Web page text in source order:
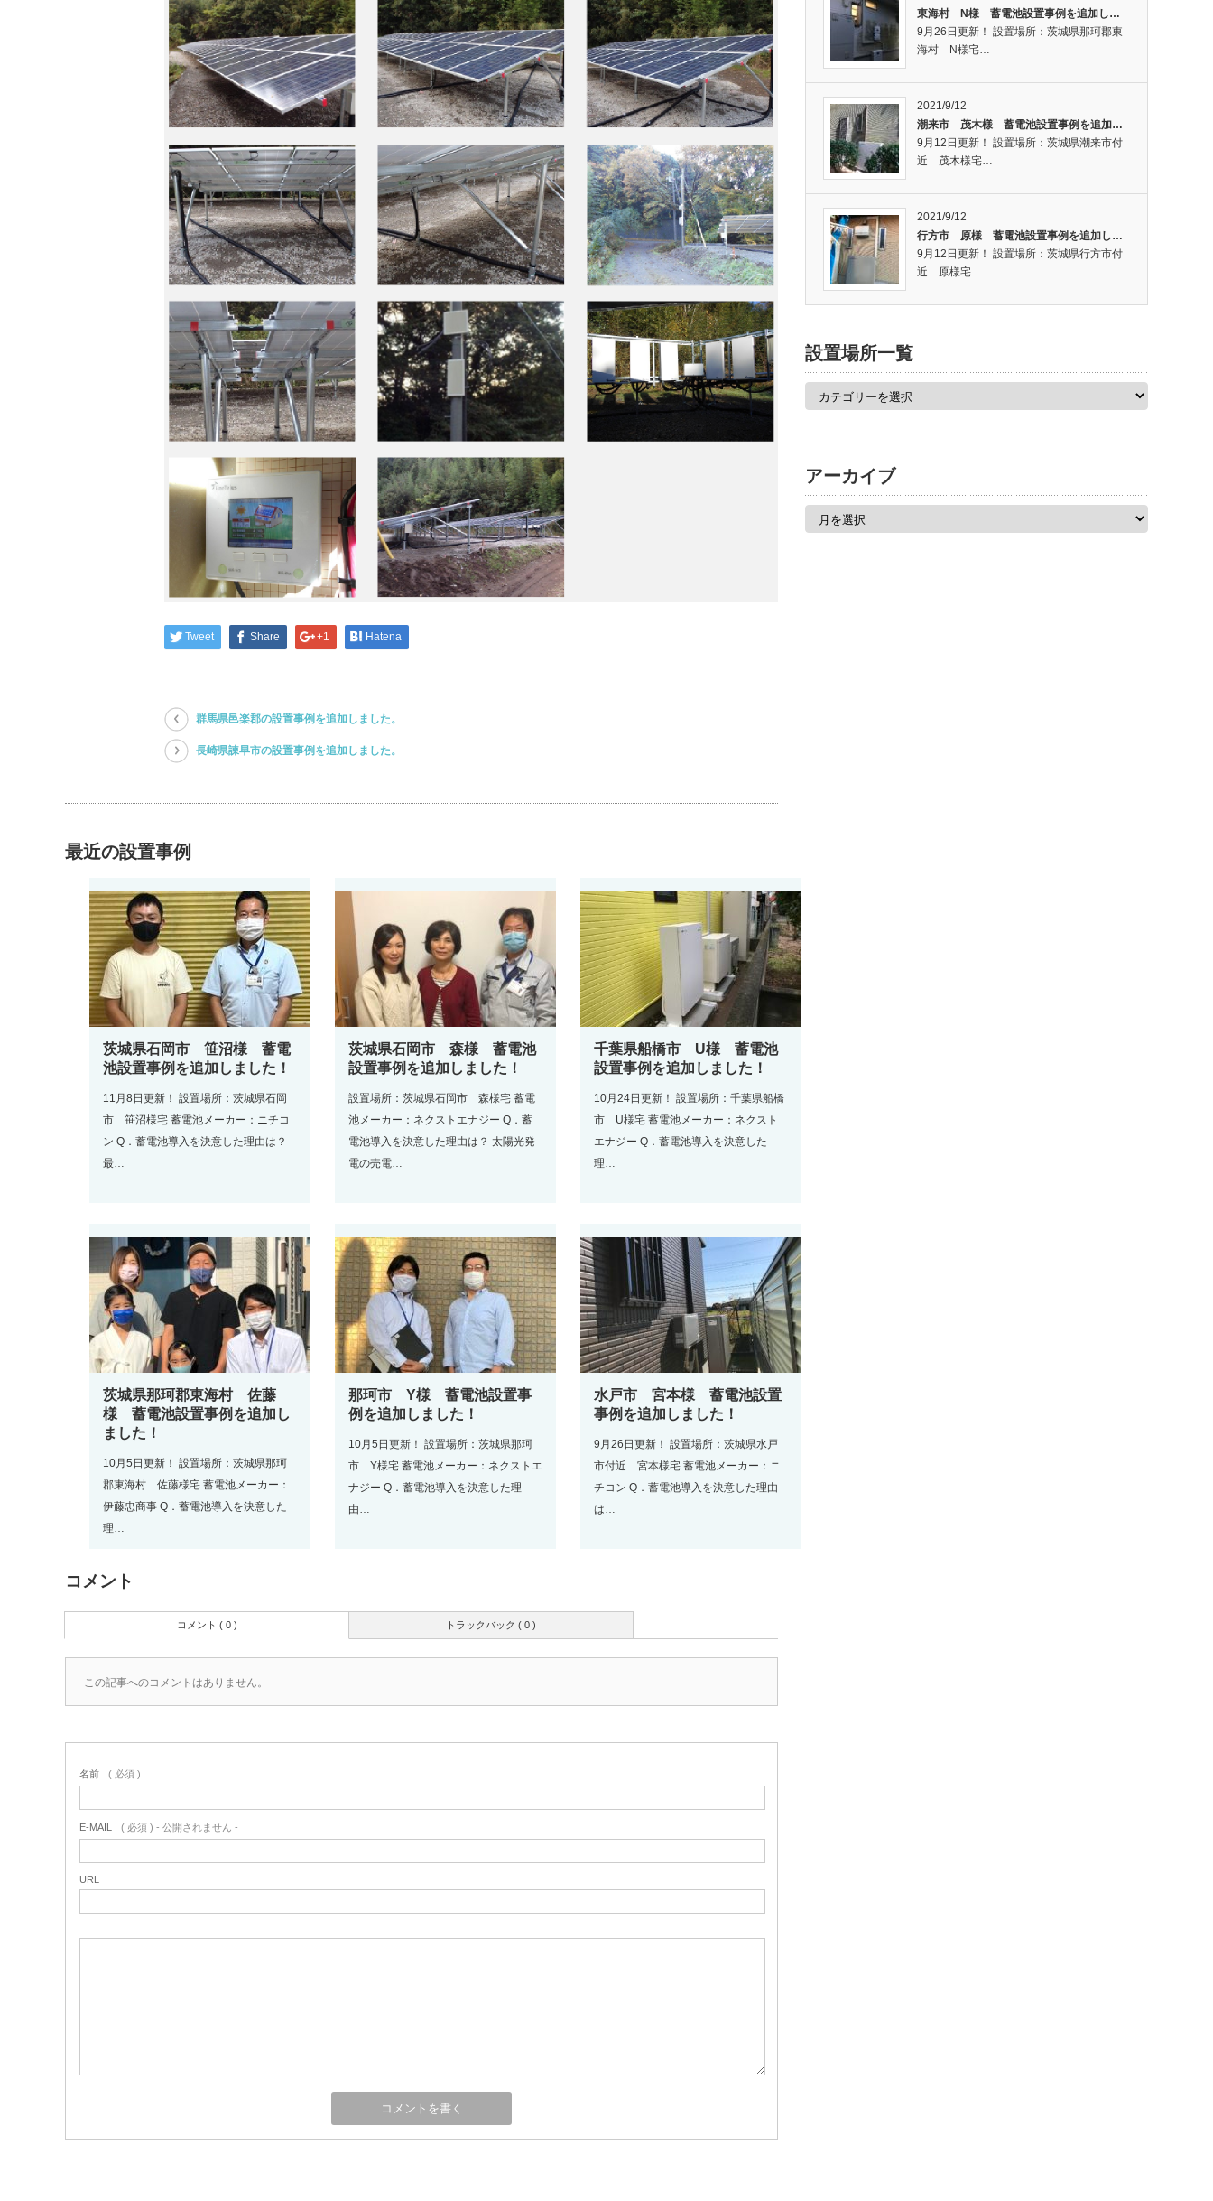
Tweet Share +1 Hatena
群馬県邑楽郡の設置事例を追加しました。
長崎県諫早市の設置事例を追加しました。
最近の設置事例
茨城県石岡市 笹沼様 蓄電
池設置事例を追加しました！
11月8日更新！ 設置場所：茨城県石岡
市 笹沼様宅 蓄電池メーカー：ニチコ
ン Q．蓄電池導入を決意した理由は？
最…
茨城県石岡市 森様 蓄電池
設置事例を追加しました！
設置場所：茨城県石岡市 森様宅 蓄電
池メーカー：ネクストエナジー Q．蓄
電池導入を決意した理由は？ 太陽光発
電の売電…
千葉県船橋市 U様 蓄電池
設置事例を追加しました！
10月24日更新！ 設置場所：千葉県船橋
市 U様宅 蓄電池メーカー：ネクスト
エナジー Q．蓄電池導入を決意した
理…
茨城県那珂郡東海村 佐藤
様 蓄電池設置事例を追加し
ました！
10月5日更新！ 設置場所：茨城県那珂
郡東海村 佐藤様宅 蓄電池メーカー：
伊藤忠商事 Q．蓄電池導入を決意した
理…
那珂市 Y様 蓄電池設置事
例を追加しました！
10月5日更新！ 設置場所：茨城県那珂
市 Y様宅 蓄電池メーカー：ネクストエ
ナジー Q．蓄電池導入を決意した理
由…
水戸市 宮本様 蓄電池設置
事例を追加しました！
9月26日更新！ 設置場所：茨城県水戸
市付近 宮本様宅 蓄電池メーカー：ニ
チコン Q．蓄電池導入を決意した理由
は…
コメント
トラックバック ( 0 )
コメント ( 0 )
この記事へのコメントはありません。
名前 ( 必須 )
E-MAIL ( 必須 ) - 公開されません -
URL
東海村 N様 蓄電池設置事例を追加し…
9月26日更新！ 設置場所：茨城県那珂郡東
海村 N様宅…
2021/9/12
潮来市 茂木様 蓄電池設置事例を追加…
9月12日更新！ 設置場所：茨城県潮来市付
近 茂木様宅…
2021/9/12
行方市 原様 蓄電池設置事例を追加し…
9月12日更新！ 設置場所：茨城県行方市付
近 原様宅 …
設置場所一覧
アーカイブ